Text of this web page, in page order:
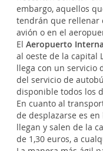
embargo, aquellos
tendrán que rellenar
avión o en el
El Aeropuerto
al oeste de la capital
llega con un servicio
del servicio de
disponible todos los
En cuanto al
de desplazarse es
llegan y salen de la
de 1,30 euros, a